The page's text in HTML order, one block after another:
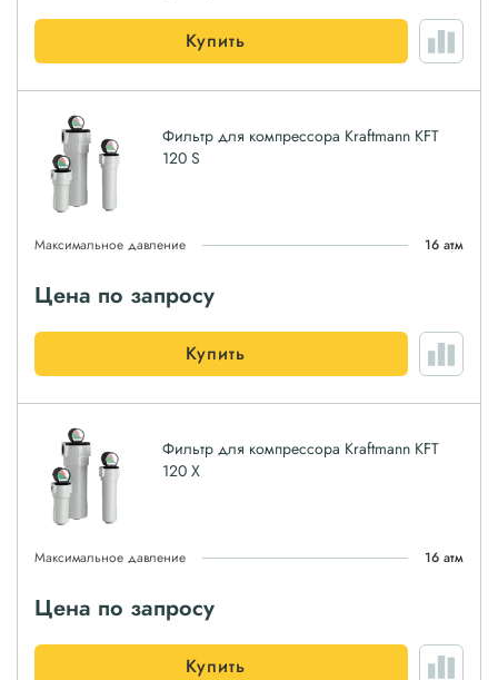
Купить
Фильтр для компрессора Kraftmann KFT
120 S
Максимальное давление 16 атм
Цена по запросу
Купить
Фильтр для компрессора Kraftmann KFT
120 X
Максимальное давление 16 атм
Цена по запросу
Купить